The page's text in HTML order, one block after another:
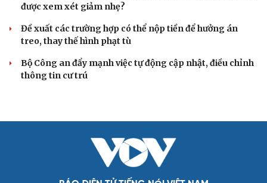
được xem xét giảm nhẹ?
Đề xuất các trường hợp có thể nộp tiền để hưởng án
treo, thay thế hình phạt tù
Bộ Công an đẩy mạnh việc tự động cập nhật, điều chỉnh
thông tin cư trú